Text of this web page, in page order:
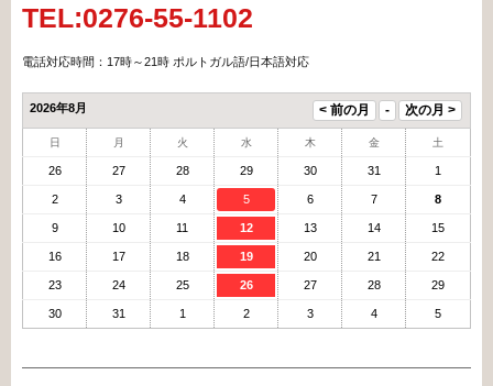
TEL:0276-55-1102
電話対応時間：17時～21時 ポルトガル語/日本語対応
2026年8月
日 月 火 水 木 金 土
26 27 28 29 30 31 1
2 3 4 5 6 7 8
9 10 11 12 13 14 15
16 17 18 19 20 21 22
23 24 25 26 27 28 29
30 31 1 2 3 4 5